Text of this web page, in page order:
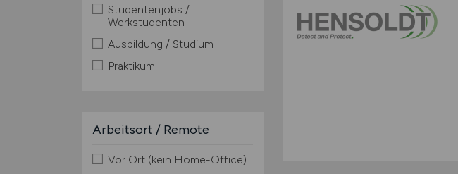
Studentenjobs /
Werkstudenten
Ausbildung / Studium
Praktikum
Arbeitsort / Remote
Vor Ort (kein Home-Office)